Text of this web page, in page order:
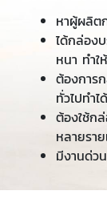
หาผู้ผลิต
ได้กล่อง
หนา ทำ
ต้องการ
ทั่วไปทำไ
ต้องใช้ก
หลายรา
มีงานด่ว